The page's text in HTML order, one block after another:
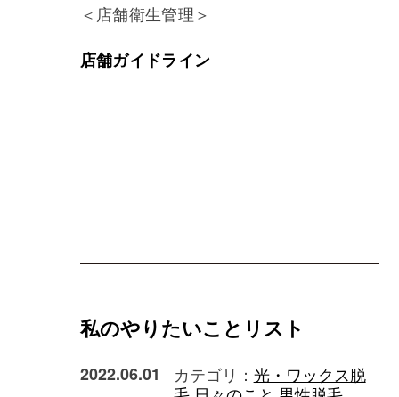
＜店舗衛生管理＞
店舗ガイドライン
私のやりたいことリスト
2022.06.01 カテゴリ： 光・ワックス脱